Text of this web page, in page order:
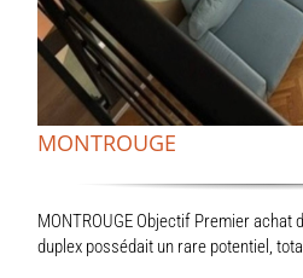
MONTROUGE
MONTROUGE Objectif Premier achat
duplex possédait un rare potentiel,